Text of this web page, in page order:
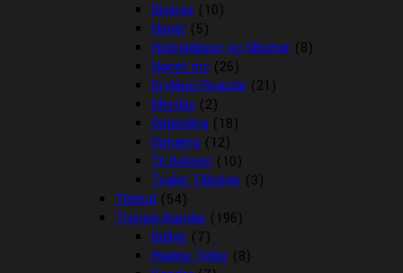
Diverse (10)
Hager (5)
Hesteklipper og tilbehør (8)
Hønet mv (26)
Krybber/Spande (21)
Mordax (2)
Opbinding (18)
Ophæng (12)
Til Boksen (10)
Trailer Tilbehør (3)
Tilskud (54)
Trenser/kandar (196)
Bidløs (7)
Hjælpe Tøjler (8)